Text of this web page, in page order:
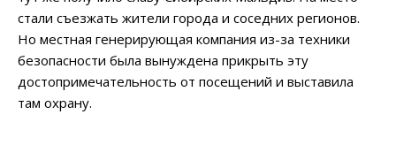
стали съезжать жители города и соседних регионов.
Но местная генерирующая компания из-за техники
безопасности была вынуждена прикрыть эту
достопримечательность от посещений и выставила
там охрану.